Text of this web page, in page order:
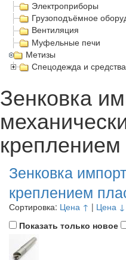
Электроприборы
Грузоподъёмное
Вентиляция
Муфельные печи
Метизы
Спецодежда и
Зенковка
креплением
Зенковка
креплением
Сортировка: Цена ↑ | Цена ↓
Показать только новое